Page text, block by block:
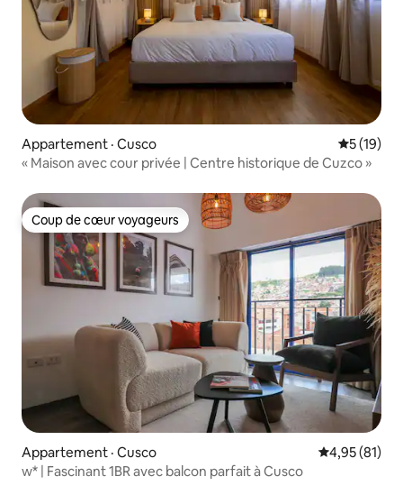
Appartement · Cusco Note
5 (19)
« Maison avec cour privée | Centre historique de Cuzco »
Coup de cœur voyageurs
Coup de cœur voyageurs
Appartement · Cusco Note
4,95 (81)
w* | Fascinant 1BR avec balcon parfait à Cusco